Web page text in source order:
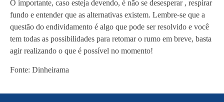
O importante, caso esteja devendo, é não se desesperar , respirar
fundo e entender que as alternativas existem. Lembre-se que a
questão do endividamento é algo que pode ser resolvido e você
tem todas as possibilidades para retomar o rumo em breve, basta
agir realizando o que é possível no momento!
Fonte: Dinheirama